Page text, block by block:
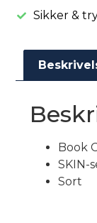
Sikker &
Book
SKIN-
Sort